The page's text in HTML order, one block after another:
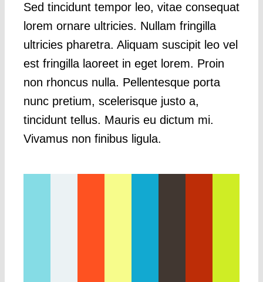
Sed tincidunt tempor leo, vitae consequat
lorem ornare ultricies. Nullam fringilla
ultricies pharetra. Aliquam suscipit leo vel
est fringilla laoreet in eget lorem. Proin
non rhoncus nulla. Pellentesque porta
nunc pretium, scelerisque justo a,
tincidunt tellus. Mauris eu dictum mi.
Vivamus non finibus ligula.